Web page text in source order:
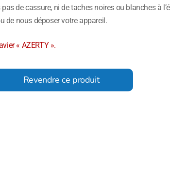
de cassure, ni de taches noires ou blanches à
de nous déposer votre appareil.
« AZERTY ».
Revendre ce produit